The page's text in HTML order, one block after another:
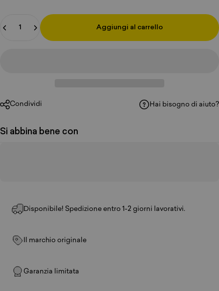
Aggiungi al carrello
Condividi Hai bisogno di aiuto?
Si abbina bene con
Disponibile! Spedizione entro 1-2 giorni lavorativi.
Il marchio originale
Garanzia limitata